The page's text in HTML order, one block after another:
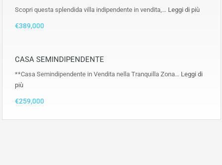
Scopri questa splendida villa indipendente in vendita,… Leggi di più
€389,000
CASA SEMINDIPENDENTE
**Casa Semindipendente in Vendita nella Tranquilla Zona… Leggi di
più
€259,000